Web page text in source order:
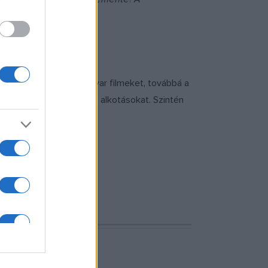
születik
című magyar filmeket, továbbá a
című alkotásokat. Szintén
Médiaszakkörét.